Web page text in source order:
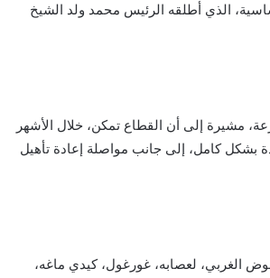
الذي أطلقه الرئيس محمد ولد الشيخ
مشيرة إلى أن القطاع تمكن، خلال الأشهر
من 100 بئر، وإنجاز 57 شبكة مياه جديدة بشكل كامل، إلى جانب مواصلة إعادة تأهيل
الغربي، لعصابه، غورغول، كيدي ماغه،